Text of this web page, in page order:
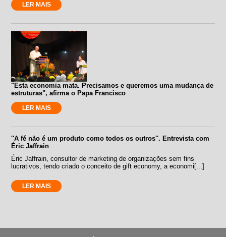
LER MAIS
"Esta economia mata. Precisamos e queremos uma mudança de
estruturas", afirma o Papa Francisco
LER MAIS
''A fé não é um produto como todos os outros''. Entrevista com
Éric Jaffrain
Éric Jaffrain, consultor de marketing de organizações sem fins
lucrativos, tendo criado o conceito de gift economy, a economi[...]
LER MAIS